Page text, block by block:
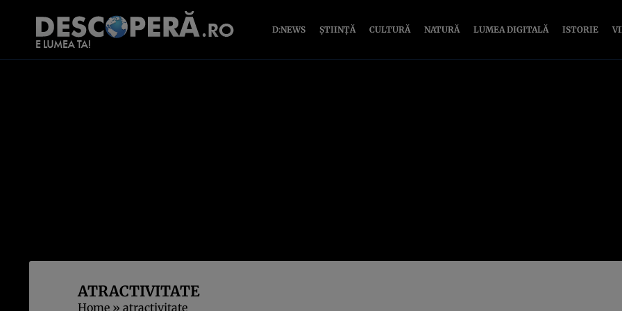
D:NEWS ȘTIINȚĂ CULTURĂ NATURĂ LUMEA DIGITALĂ ISTORIE
ATRACTIVITATE
Home » atractivitate